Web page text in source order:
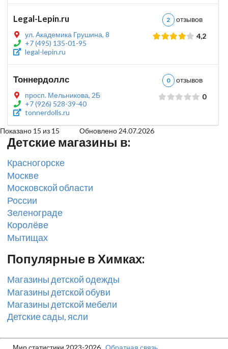
Legal-Lepin.ru 2 отзывов
ул. Академика Грушина, 8
+7 (495) 135-01-95
legal-lepin.ru
4,2
Тоннердоллс 0 отзывов
просп. Мельникова, 2Б
+7 (926) 528-39-40
tonnerdolls.ru
0
Показано 15 из 15 Обновлено 24.07.2026
Детские магазины в:
Красногорске
Москве
Московской области
России
Зеленограде
Королёве
Мытищах
Популярные в Химках:
Магазины детской одежды
Магазины детской обуви
Магазины детской мебели
Детские сады, ясли
Мир статистики 2023-2026 Обратная связь